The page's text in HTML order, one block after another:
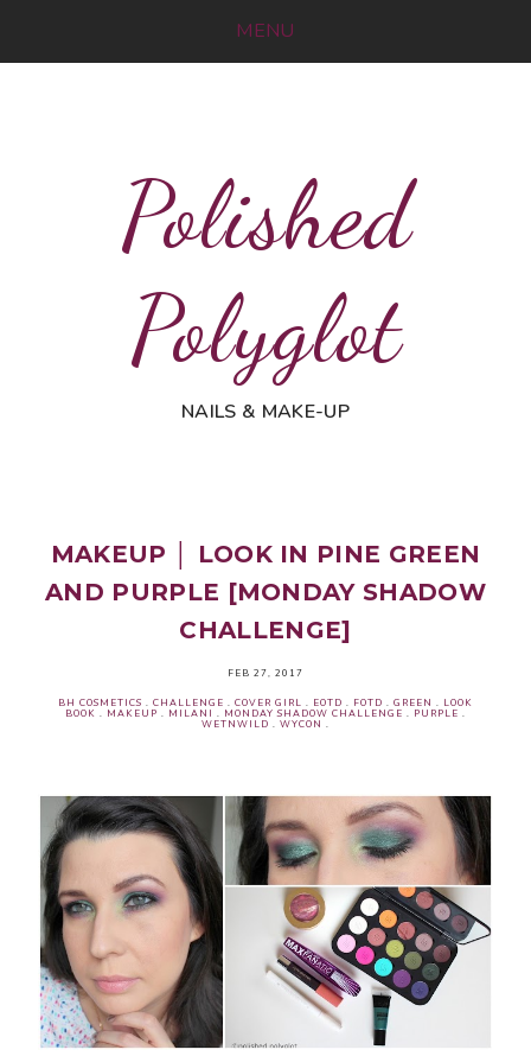
MENU
Polished
Polyglot
NAILS & MAKE-UP
MAKEUP │ LOOK IN PINE GREEN
AND PURPLE [MONDAY SHADOW
CHALLENGE]
FEB 27, 2017
BH COSMETICS . CHALLENGE . COVER GIRL . EOTD . FOTD . GREEN . LOOK
BOOK . MAKEUP . MILANI . MONDAY SHADOW CHALLENGE . PURPLE .
WETNWILD . WYCON .